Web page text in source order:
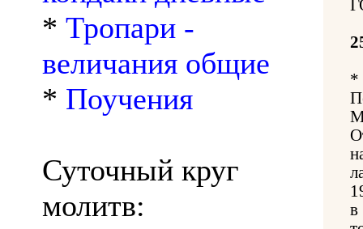
* Тропари -
величания общие
* Поучения
Суточный круг
молитв:
*
в